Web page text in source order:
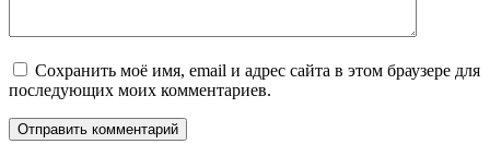
Сохранить моё имя, email и адрес сайта в этом браузере для
последующих моих комментариев.